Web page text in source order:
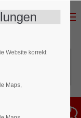
für das
Website korrekt
Maps,